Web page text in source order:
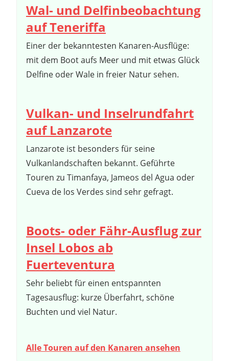
Wal- und Delfinbeobachtung
auf Teneriffa
Einer der bekanntesten Kanaren-Ausflüge:
mit dem Boot aufs Meer und mit etwas Glück
Delfine oder Wale in freier Natur sehen.
Vulkan- und Inselrundfahrt
auf Lanzarote
Lanzarote ist besonders für seine
Vulkanlandschaften bekannt. Geführte
Touren zu Timanfaya, Jameos del Agua oder
Cueva de los Verdes sind sehr gefragt.
Boots- oder Fähr-Ausflug zur
Insel Lobos ab
Fuerteventura
Sehr beliebt für einen entspannten
Tagesausflug: kurze Überfahrt, schöne
Buchten und viel Natur.
Alle Touren auf den Kanaren ansehen